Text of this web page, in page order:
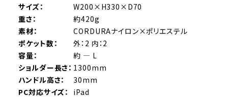
サイズ：
W200×H330×D70
重さ：
約420g
素材：
CORDURAナイロン×ポリエステル
ポケット数：
外：2 内：2
容量：
約 ― L
ショルダー長さ： 1300mm
ハンドル高さ：
30mm
PC対応サイズ：
iPad